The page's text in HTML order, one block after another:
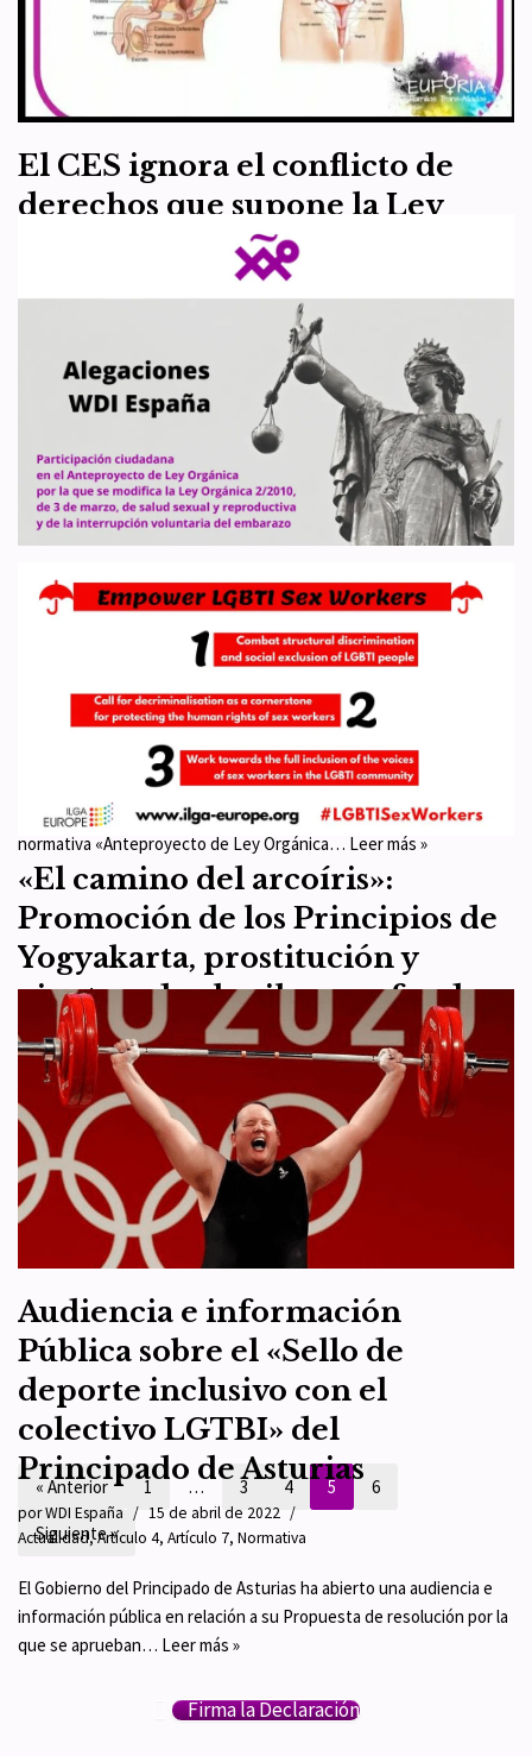
Seguimos analizando los informes que se han hecho públicos
respecto del APL Trans (y su Memoria de Análisis de Impacto
Normativo –MAIN-) y nos encontramos…Leer más »
El CES ignora el conflicto de
derechos que supone la Ley
Trans para las mujeres, la
infancia, las personas LGB y las
personas que requieran de
acompañamiento terapéutico
WDI España 26 de junio de 2022 Normativa
Según las noticias aparecidas esta semana, el Gobierno tiene la
intención de aprobar el “Proyecto de Ley para la Igualdad Real y
Efectiva de las…Leer más »
Alegaciones de WDI España al
APLO de modificación de la LO
WDI España
1 de junio de 2022
El Ministerio de Igualdad tramita por el procedimiento de urgencia
la audiencia pública a la ciudadanía en relación a su propuesta
normativa «Anteproyecto de Ley Orgánica… Leer más »
«El camino del arcoíris»:
Promoción de los Principios de
Yogyakarta, prostitución y
vientres de alquiler con fondos
públicos
porWDI España
Artículo 1,Artículo 3,Artículo 8 Eventos
El Ministerio de Igualdad del Gobierno de España, en colaboración
con la Universidad Internacional Menéndez y Pelayo, convoca un
«curso», dentro del Área de Ciencias…
Leer más »
Audiencia e información
Pública sobre el «Sello de
deporte inclusivo con el
colectivo LGTBI» del
Principado de Asturias
porWDI España
15 de abril de 2022
Actualidad,Artículo 4, Artículo 7, Normativa
El Gobierno del Principado de Asturias ha abierto una audiencia e
información pública en relación a su Propuesta de resolución por la
que se aprueban… Leer más »
« Anterior 1 … 3 4 5 6
Siguiente »
Firma la Declaración